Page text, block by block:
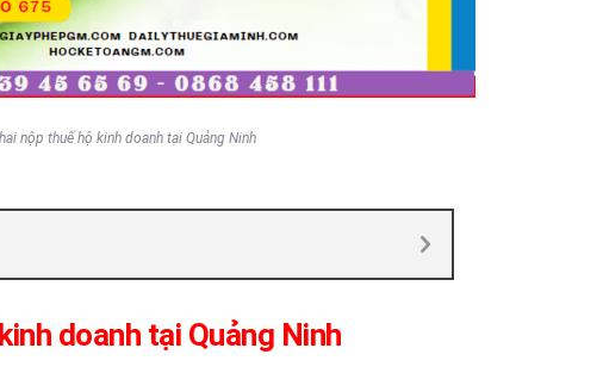
nộp thuế hộ kinh doanh tại Quảng Ninh
doanh tại Quảng Ninh